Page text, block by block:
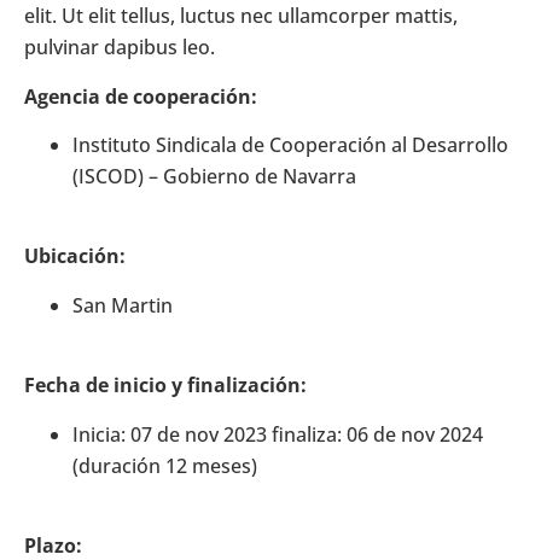
elit. Ut elit tellus, luctus nec ullamcorper mattis,
pulvinar dapibus leo.
Agencia de cooperación:
Instituto Sindicala de Cooperación al Desarrollo
(ISCOD) – Gobierno de Navarra
Ubicación:
San Martin
Fecha de inicio y finalización:
Inicia: 07 de nov 2023 finaliza: 06 de nov 2024
(duración 12 meses)
Plazo: